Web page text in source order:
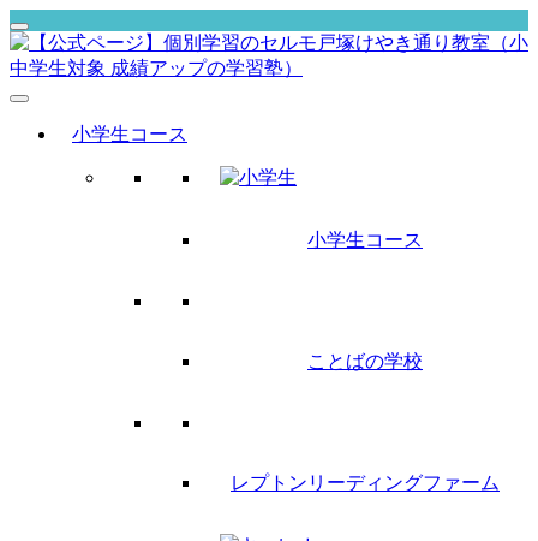
小学生コース
小学生コース
ことばの学校
レプトンリーディングファーム